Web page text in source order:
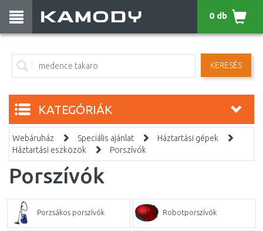
KERESÉS
0 db
KATEGÓRIÁK
Webáruház Speciális ajánlat
Háztartási gépek
Háztartási eszközök
Porszívók
Porszívók
Porzsákos porszívók Robotporszívók